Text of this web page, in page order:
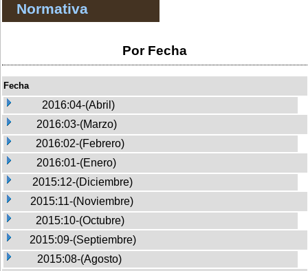
Normativa
Por Fecha
Fecha
2016:04-(Abril)
2016:03-(Marzo)
2016:02-(Febrero)
2016:01-(Enero)
2015:12-(Diciembre)
2015:11-(Noviembre)
2015:10-(Octubre)
2015:09-(Septiembre)
2015:08-(Agosto)